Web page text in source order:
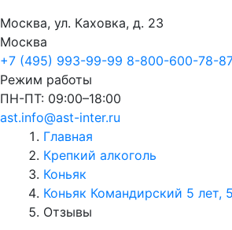
Москва, ул. Каховка, д. 23
Москва
+7 (495) 993-99-99 8-800-600-78-
Режим работы
ПН-ПТ: 09:00–18:00
ast.info@ast-inter.ru
Главная
Крепкий алкоголь
Коньяк
Коньяк Командирский 5 лет,
Отзывы